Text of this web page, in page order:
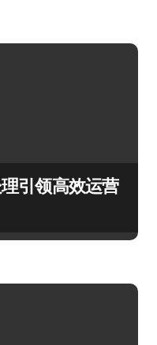
引领高效运营